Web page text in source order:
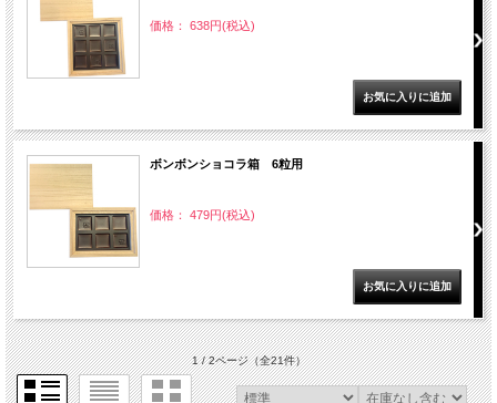
価格： 638円(税込)
ボンボンショコラ箱 6粒用
価格： 479円(税込)
1 / 2ページ（全21件）